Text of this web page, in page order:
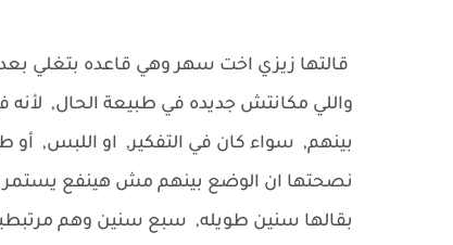
قالتها زيزي اخت سهر وهي قاعده بتغلي
واللي مكانتش جديده في طبيعة الحال, لأنه
بينهم, سواء كان في التفكير, او اللبس,
نصحتها ان الوضع بينهم مش هينفع يستمر
بقالها سنين طويله, سبع سنين وهم مرتبطين